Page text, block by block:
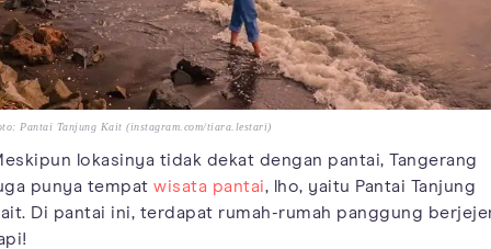
Pantai Tanjung Kait (instagram.com/tiara.lestari)
lokasinya tidak dekat dengan pantai, Tangerang
punya tempat wisata pantai, lho, yaitu Pantai Tanjung
Di pantai ini, terdapat rumah-rumah panggung